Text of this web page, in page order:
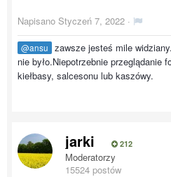
Napisano Styczeń 7, 2022 ·
@ansu
zawsze jesteś mile
nie było.Niepotrzebnie przeglądanie
kiełbasy, salcesonu lub kaszówy.
jarki 212
Moderatorzy
15524 postów